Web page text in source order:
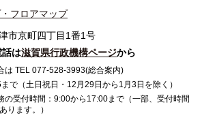
フロアマップ
市京町四丁目1番1号
話は滋賀県行政機構ページから
は TEL 077-528-3993(総合案内)
で（土日祝日・12月29日から1月3日を除く）
受付時間：9:00から17:00まで（一部、受付時間
ります。）